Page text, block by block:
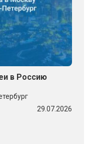
в Россию
29.07.2026